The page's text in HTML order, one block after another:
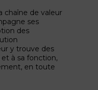
chaîne de valeur
ses
des
y trouve des
à sa fonction,
en toute